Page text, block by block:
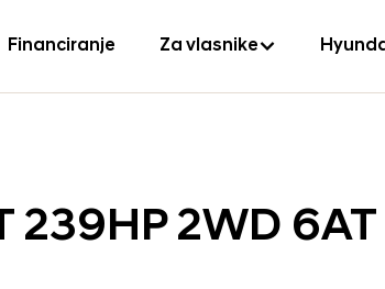
Financiranje Za vlasnike
239HP 2WD 6AT